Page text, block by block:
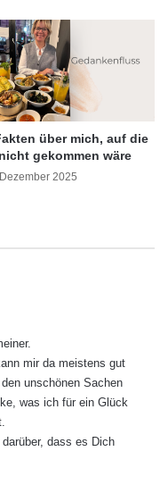
über mich, auf die
gekommen wäre
2025
mir da meistens gut
unschönen Sachen
was ich für ein Glück
dass es Dich